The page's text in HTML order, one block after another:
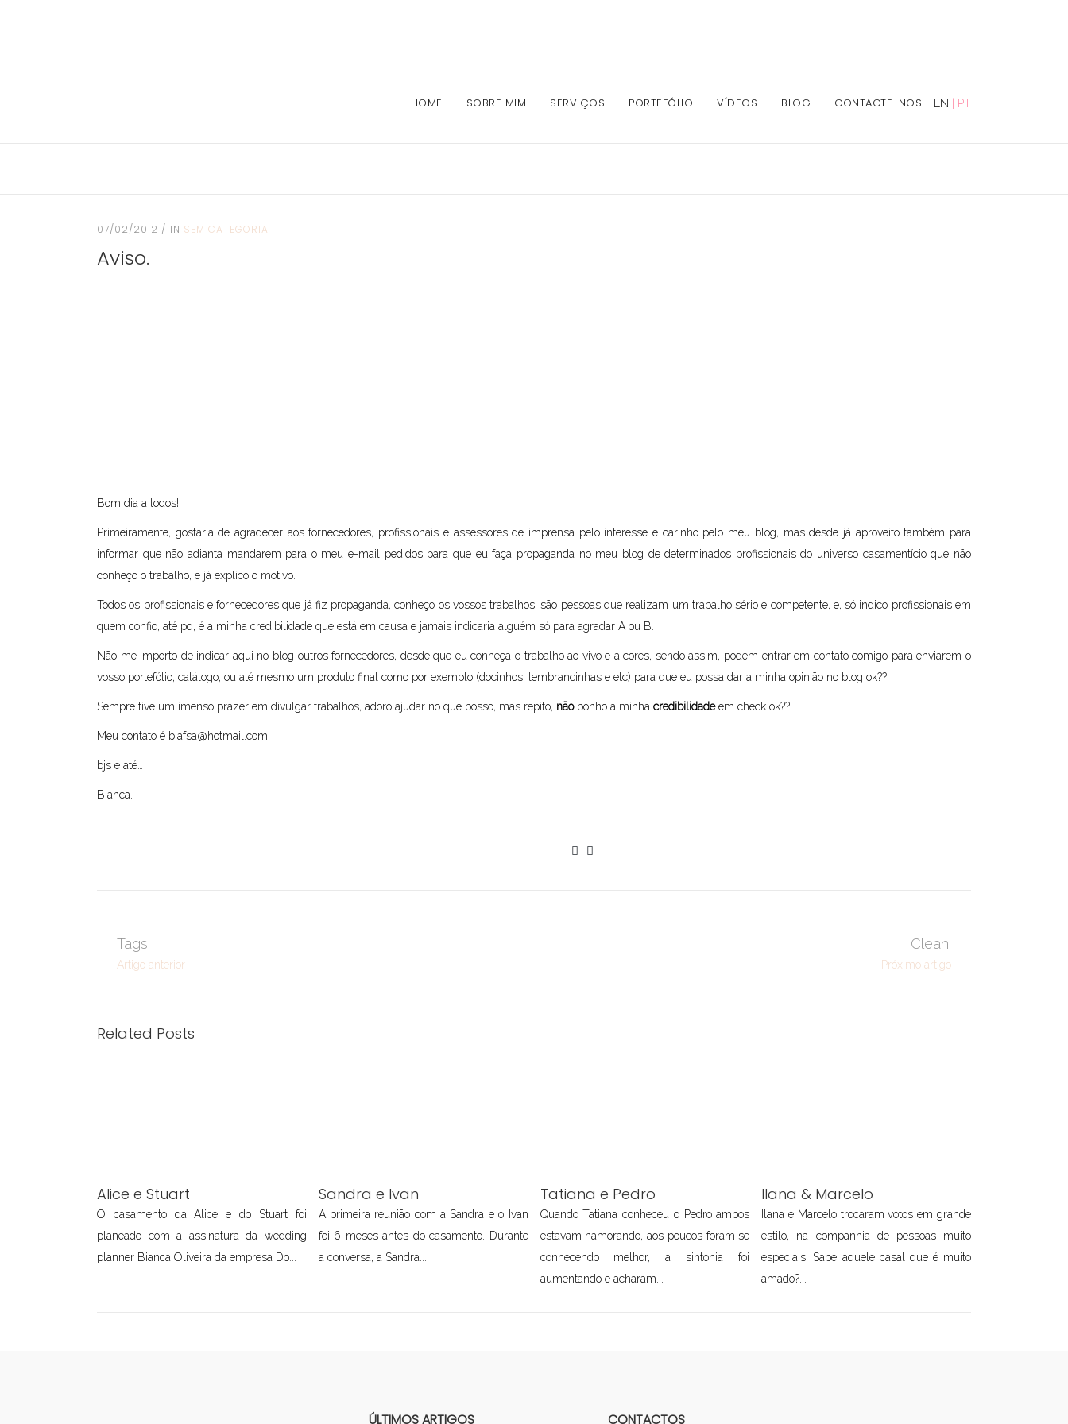
HOME SOBRE MIM SERVIÇOS PORTEFÓLIO VÍDEOS BLOG CONTACTE-NOS EN | PT
07/02/2012 IN SEM CATEGORIA
Aviso.
Bom dia a todos!
Primeiramente, gostaria de agradecer aos fornecedores, profissionais e assessores de imprensa pelo interesse e carinho pelo meu blog, mas desde já aproveito também para
informar que não adianta mandarem para o meu e-mail pedidos para que eu faça propaganda no meu blog de determinados profissionais do universo casamentício que não
conheço o trabalho, e já explico o motivo.
Todos os profissionais e fornecedores que já fiz propaganda, conheço os vossos trabalhos, são pessoas que realizam um trabalho sério e competente, e, só indico profissionais em
quem confio, até pq, é a minha credibilidade que está em causa e jamais indicaria alguém só para agradar A ou B.
Não me importo de indicar aqui no blog outros fornecedores, desde que eu conheça o trabalho ao vivo e a cores, sendo assim, podem entrar em contato comigo para enviarem o
vosso portefólio, catálogo, ou até mesmo um produto final como por exemplo (docinhos, lembrancinhas e etc) para que eu possa dar a minha opinião no blog ok??
Sempre tive um imenso prazer em divulgar trabalhos, adoro ajudar no que posso, mas repito, nãoponho a minha credibilidadeem check ok??
Meu contato é biafsa@hotmail.com
bjs e até…
Bianca.
Tags.
Artigo anterior
Clean.
Próximo artigo
Related Posts
Alice e Stuart
O casamento da Alice e do Stuart foi
planeado com a assinatura da wedding
planner Bianca Oliveira da empresa Do...
Sandra e Ivan
A primeira reunião com a Sandra e o Ivan
foi 6 meses antes do casamento. Durante
a conversa, a Sandra...
Tatiana e Pedro
Quando Tatiana conheceu o Pedro ambos
estavam namorando, aos poucos foram se
conhecendo melhor, a sintonia foi
aumentando e acharam...
Ilana & Marcelo
Ilana e Marcelo trocaram votos em grande
estilo, na companhia de pessoas muito
especiais. Sabe aquele casal que é muito
amado?...
ÚLTIMOS ARTIGOS CONTACTOS